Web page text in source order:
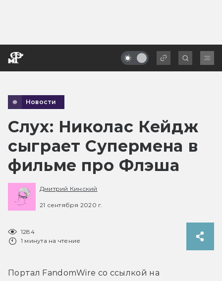
Новости
Слух: Николас Кейдж
сыграет Супермена в
фильме про Флэша
Дмитрий Кинский
21 сентября 2020 г.
1284
1 минута на чтение
Портал FandomWire со ссылкой на